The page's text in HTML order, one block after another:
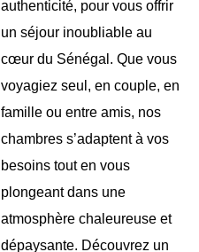
authenticité, pour vous offrir
un séjour inoubliable au
cœur du Sénégal. Que vous
voyagiez seul, en couple, en
famille ou entre amis, nos
chambres s’adaptent à vos
besoins tout en vous
plongeant dans une
atmosphère chaleureuse et
dépaysante. Découvrez un